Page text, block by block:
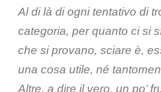
Al di là di ogni tentativo di
categoria, per quanto ci si
che siprovano, sciare è,
una cosa utile, né
Altre, a dire il vero, un po’